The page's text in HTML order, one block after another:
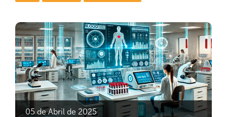
05 de Abril de 2025